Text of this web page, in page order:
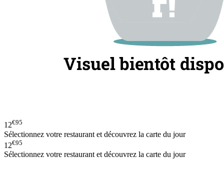
12€95
Sélectionnez votre restaurant et découvrez la carte du jour
12€95
Sélectionnez votre restaurant et découvrez la carte du jour